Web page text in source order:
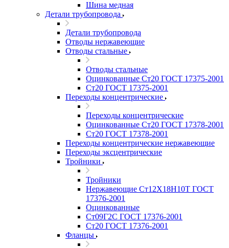
Шина медная
Детали трубопровода
Детали трубопровода
Отводы нержавеющие
Отводы стальные
Отводы стальные
Оцинкованные Ст20 ГОСТ 17375-2001
Ст20 ГОСТ 17375-2001
Переходы концентрические
Переходы концентрические
Оцинкованные Ст20 ГОСТ 17378-2001
Ст20 ГОСТ 17378-2001
Переходы концентрические нержавеющие
Переходы эксцентрические
Тройники
Тройники
Нержавеющие Ст12Х18Н10Т ГОСТ
17376-2001
Оцинкованные
Ст09Г2С ГОСТ 17376-2001
Ст20 ГОСТ 17376-2001
Фланцы